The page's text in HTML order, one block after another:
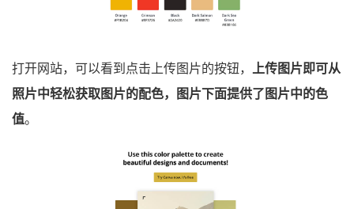
打开网站，可以看到点击上传图片的按钮，
上传图片即可从
照片中轻松获取图片的配色，图片下面提供了图片中的色
值。